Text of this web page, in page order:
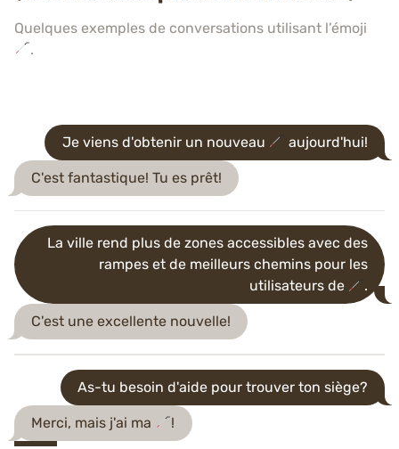
Quelques exemples de conversations utilisant l’émoji
.
Je viens d'obtenir un nouveau aujourd'hui!
C'est fantastique! Tu es prêt!
La ville rend plus de zones accessibles avec des
rampes et de meilleurs chemins pour les
utilisateurs de
.
C'est une excellente nouvelle!
As-tu besoin d'aide pour trouver ton siège?
Merci, mais j'ai ma !